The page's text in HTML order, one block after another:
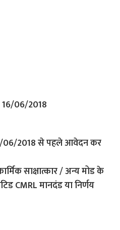
06/2018
06/2018 से पहले आवेदन कर
साक्षात्कार / अन्य मोड के
CMRL मानदंड या निर्णय